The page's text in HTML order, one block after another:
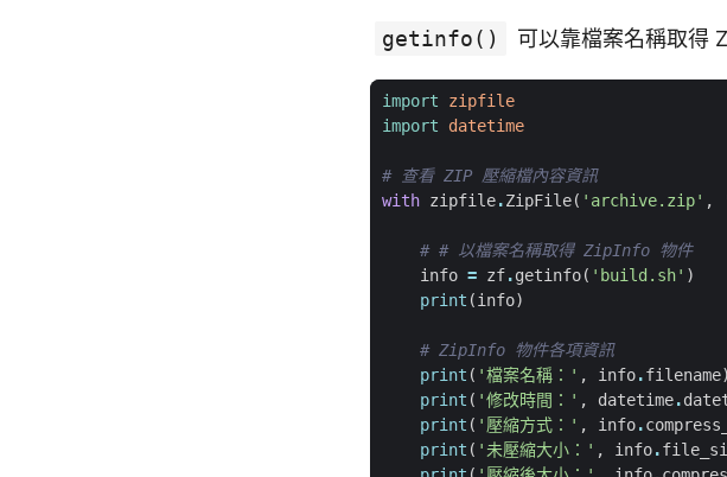
getinfo() 可以靠檔案名稱取得
import
zipfile
import
datetime
# 查看 ZIP 壓縮檔內容資訊
with zipfile.ZipFile( 'archive.zip' ,
# # 以檔案名稱取得 ZipInfo 物件
info = zf.getinfo( 'build.sh' )
print (info)
# ZipInfo 物件各項資訊
print ( '檔案名稱：' , info.filename)
print ( '修改時間：' , datetime.
print ( '壓縮方式：' , info.
print ( '未壓縮大小：' , info.